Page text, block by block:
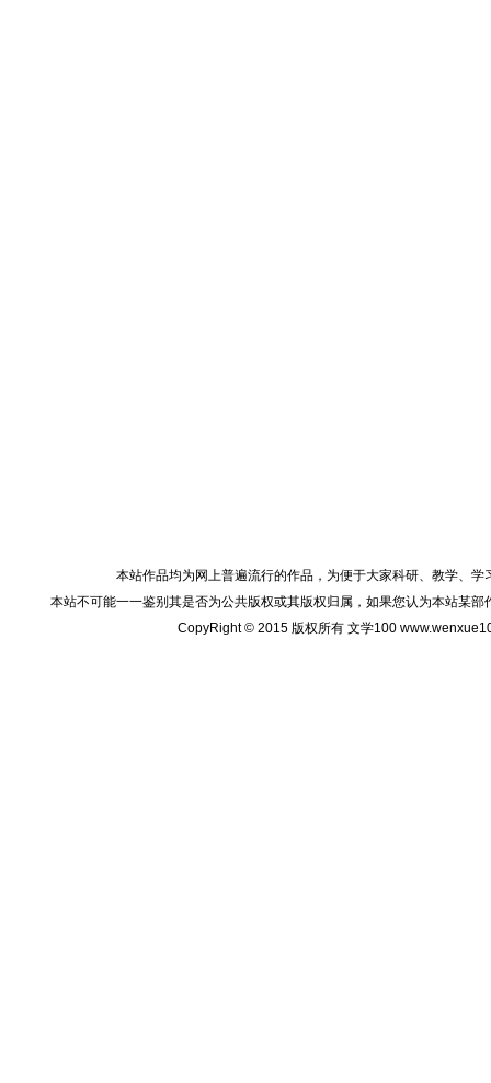
本站作品均为网上普遍流行的作品，为便于大家科研、教学、
本站不可能一一鉴别其是否为公共版权或其版权归属，如果您认为本站某
CopyRight © 2015 版权所有 文学100